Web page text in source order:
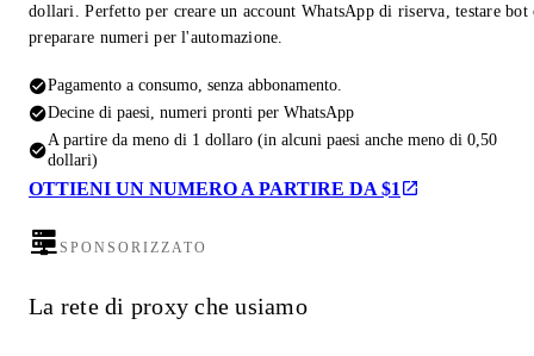
dollari. Perfetto per creare un account WhatsApp di riserva, testare bot
preparare numeri per l'automazione.
Pagamento a consumo, senza abbonamento.
Decine di paesi, numeri pronti per WhatsApp
A partire da meno di 1 dollaro (in alcuni paesi anche meno di 0,50
dollari)
OTTIENI UN NUMERO A PARTIRE DA $1
SPONSORIZZATO
La rete di proxy che usiamo